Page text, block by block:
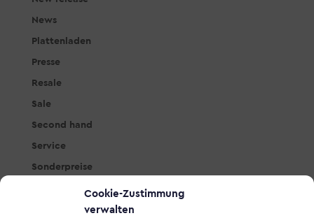
Cookie-Zustimmung
verwalten
News
Plattenladen
Presse
Resale
Sale
Second hand
Service
Sonderpreise
Tasteninstrumente